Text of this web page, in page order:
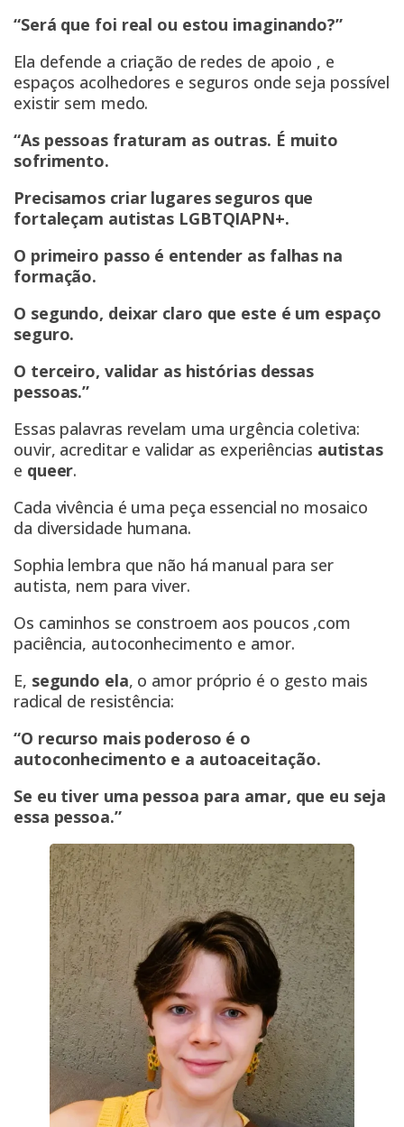
“Será que foi real ou estou imaginando?”
Ela defende a criação de redes de apoio , e
espaços acolhedores e seguros onde seja possível
existir sem medo.
“As pessoas fraturam as outras. É muito
sofrimento.
Precisamos criar lugares seguros que
fortaleçam autistas LGBTQIAPN+.
O primeiro passo é entender as falhas na
formação.
O segundo, deixar claro que este é um espaço
seguro.
O terceiro, validar as histórias dessas
pessoas.”
Essas palavras revelam uma urgência coletiva:
ouvir, acreditar e validar as experiências autistas
e queer.
Cada vivência é uma peça essencial no mosaico
da diversidade humana.
Sophia lembra que não há manual para ser
autista, nem para viver.
Os caminhos se constroem aos poucos ,com
paciência, autoconhecimento e amor.
E, segundo ela, o amor próprio é o gesto mais
radical de resistência:
“O recurso mais poderoso é o
autoconhecimento e a autoaceitação.
Se eu tiver uma pessoa para amar, que eu seja
essa pessoa.”